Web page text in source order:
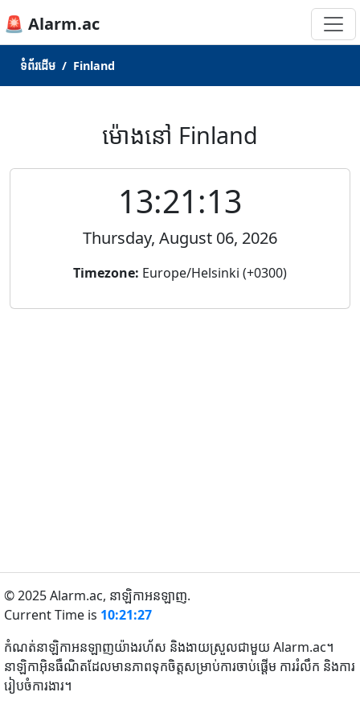
🚨 Alarm.ac
ទំព័រ​ដើម Finland
ម៉ោងនៅ Finland
13:21:13
Thursday, August 06, 2026
Timezone: Europe/Helsinki (+0300)
© 2025 Alarm.ac, នាឡិកាអនឡាញ.
Current Time is 10:21:27
កំណត់នាឡិកាអនឡាញយ៉ាងរហ័ស និងងាយស្រួលជាមួយ Alarm.ac។
នាឡិកាអ៊ិនធឺណិតដែលមានភាពទុកចិត្តសម្រាប់ការចាប់ផ្តើម ការរំលឹក និងការ
រៀបចំការងារ។